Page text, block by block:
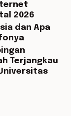
2026
dan Apa
Terjangkau